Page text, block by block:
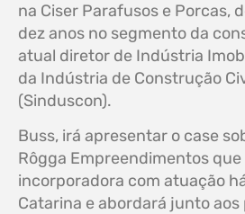
na Ciser Parafusos e Porcas,
dez anos no segmento da
atual diretor de Indústria
da Indústria de Construção
(Sinduscon).
Buss, irá apresentar o case
Rôgga Empreendimentos
incorporadora com atuação
Catarina e abordará junto